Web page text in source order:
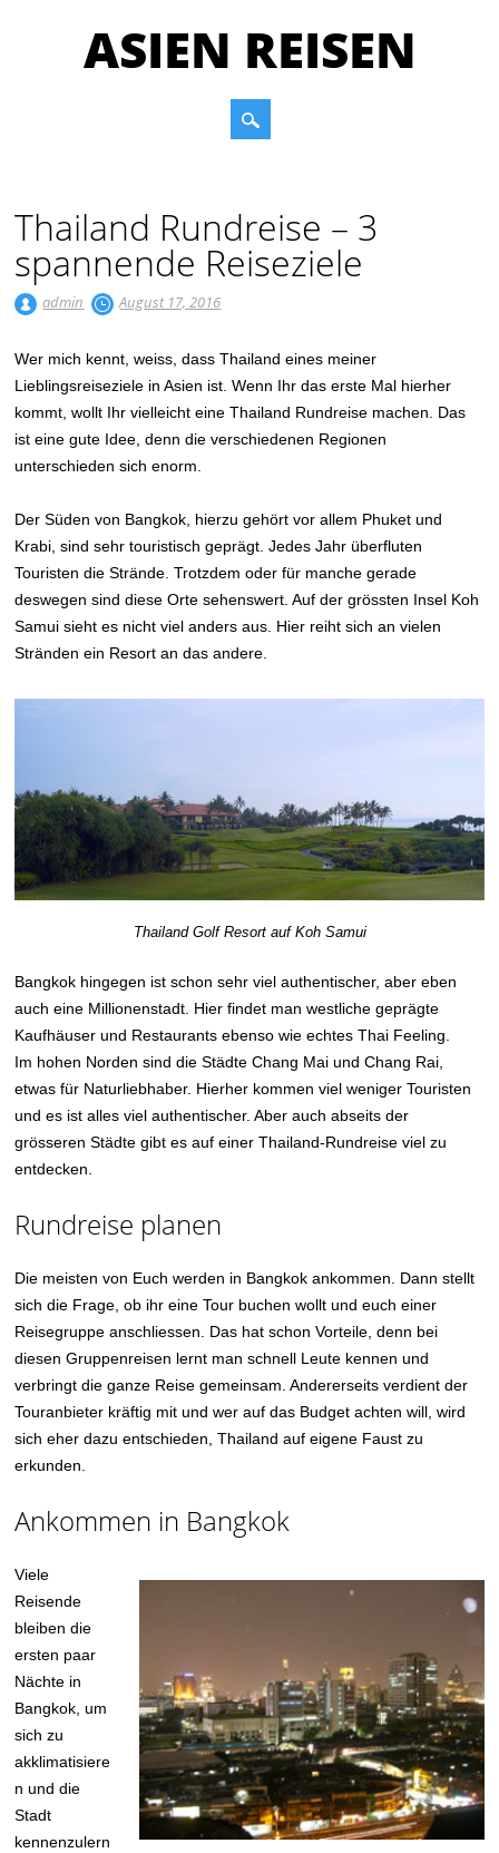
ASIEN REISEN
Thailand Rundreise – 3
spannende Reiseziele
admin August 17, 2016
Wer mich kennt, weiss, dass Thailand eines meiner
Lieblingsreiseziele in Asien ist. Wenn Ihr das erste Mal hierher
kommt, wollt Ihr vielleicht eine Thailand Rundreise machen. Das
ist eine gute Idee, denn die verschiedenen Regionen
unterschieden sich enorm.
Der Süden von Bangkok, hierzu gehört vor allem Phuket und
Krabi, sind sehr touristisch geprägt. Jedes Jahr überfluten
Touristen die Strände. Trotzdem oder für manche gerade
deswegen sind diese Orte sehenswert. Auf der grössten Insel Koh
Samui sieht es nicht viel anders aus. Hier reiht sich an vielen
Stränden ein Resort an das andere.
Thailand Golf Resort auf Koh Samui
Bangkok hingegen ist schon sehr viel authentischer, aber eben
auch eine Millionenstadt. Hier findet man westliche geprägte
Kaufhäuser und Restaurants ebenso wie echtes Thai Feeling.
Im hohen Norden sind die Städte Chang Mai und Chang Rai,
etwas für Naturliebhaber. Hierher kommen viel weniger Touristen
und es ist alles viel authentischer. Aber auch abseits der
grösseren Städte gibt es auf einer Thailand-Rundreise viel zu
entdecken.
Rundreise planen
Die meisten von Euch werden in Bangkok ankommen. Dann stellt
sich die Frage, ob ihr eine Tour buchen wollt und euch einer
Reisegruppe anschliessen. Das hat schon Vorteile, denn bei
diesen Gruppenreisen lernt man schnell Leute kennen und
verbringt die ganze Reise gemeinsam. Andererseits verdient der
Touranbieter kräftig mit und wer auf das Budget achten will, wird
sich eher dazu entschieden, Thailand auf eigene Faust zu
erkunden.
Ankommen in Bangkok
Viele
Reisende
bleiben die
ersten paar
Nächte in
Bangkok, um
sich zu
akklimatisiere
n und die
Stadt
kennenzulern